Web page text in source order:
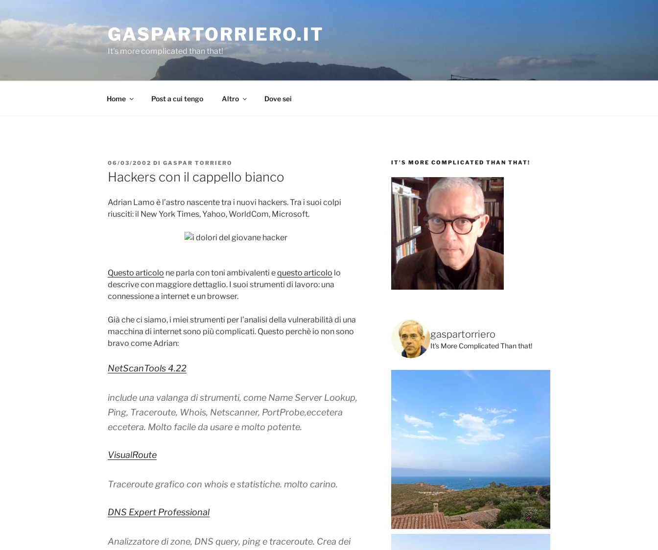
contenuto
GASPARTORRIERO.IT
It's more complicated than that!
Home Post a cui tengo Altro Dove sei
PUBBLICATO
IL
06/03/2002 DI GASPAR TORRIERO
Hackers con il cappello bianco
Adrian Lamo è l’astro nascente tra i nuovi hackers. Tra i suoi colpi
riusciti: il New York Times, Yahoo, WorldCom, Microsoft.
Questo articolo ne parla con toni ambivalenti equesto articolo lo
descrive con maggiore dettaglio. I suoi strumenti di lavoro: una
connessione a internet e un browser.
Già che ci siamo, i miei strumenti per l’analisi della vulnerabilità di una
macchina di internet sono più complicati. Questo perchè io non sono
bravo come Adrian:
NetScanTools 4.22
include una valanga di strumenti, come Name Server Lookup,
Ping, Traceroute, Whois, Netscanner, PortProbe,eccetera
eccetera. Molto facile da usare e molto potente.
VisualRoute
Traceroute grafico con whois e statistiche. molto carino.
DNS Expert Professional
Analizzatore di zone, DNS query, ping e traceroute. Crea dei
IT’S MORE COMPLICATED THAN THAT!
gaspartorriero
It's More Complicated Than that!